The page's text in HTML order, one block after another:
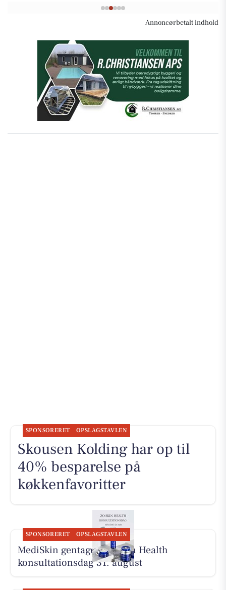
Annoncørbetalt indhold
SPONSORERET OPSLAGSTAVLEN
Skousen Kolding har op til
40% besparelse på
køkkenfavoritter
SPONSORERET OPSLAGSTAVLEN
MediSkin gentager ZO Skin Health
konsultationsdag 31. august